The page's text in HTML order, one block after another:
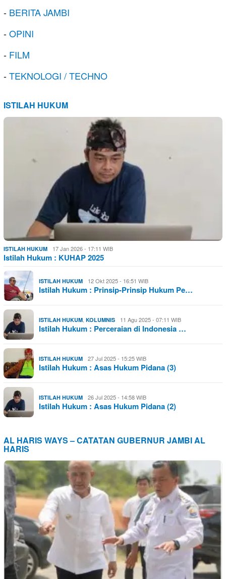
- BERITA JAMBI
-OPINI
- FILM
-TEKNOLOGI / TECHNO
ISTILAH HUKUM
ISTILAH HUKUM 17 Jan 2026 - 17:11 WIB
Istilah Hukum : KUHAP 2025
ISTILAH HUKUM 12 Okt 2025 - 16:51 WIB
Istilah Hukum : Prinsip-Prinsip Hukum Pe…
ISTILAH HUKUM KOLUMNIS 11 Agu 2025 - 07:11 WIB
Istilah Hukum : Perceraian di Indonesia …
ISTILAH HUKUM 27 Jul 2025 - 15:25 WIB
Istilah Hukum : Asas Hukum Pidana (3)
ISTILAH HUKUM 26 Jul 2025 - 14:58 WIB
Istilah Hukum : Asas Hukum Pidana (2)
AL HARIS WAYS – CATATAN GUBERNUR JAMBI AL
HARIS